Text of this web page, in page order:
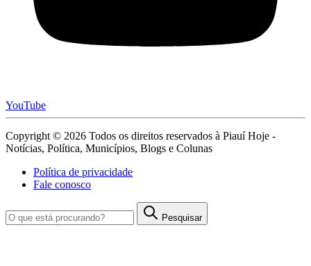
YouTube
Copyright © 2026 Todos os direitos reservados à Piauí Hoje -
Notícias, Política, Municípios, Blogs e Colunas
Política de privacidade
Fale conosco
Pesquisar